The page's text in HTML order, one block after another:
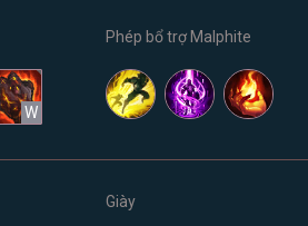
W
Phép bổ trợ Malphite
Giày